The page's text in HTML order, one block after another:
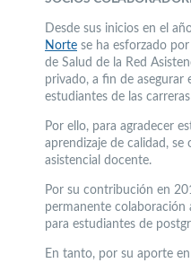
Desde sus inicios en el
Norte se ha esforzado
de Salud de la Red
privado, a fin de asegurar
estudiantes de las
Por ello, para agradecer
aprendizaje de calidad,
asistencial docente.
Por su contribución en
permanente colaboración
para estudiantes de
En tanto, por su aporte